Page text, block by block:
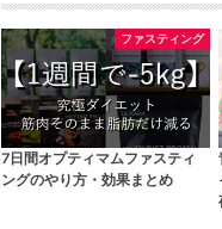
ファスティング
7日間オプティマムファスティ
ングのやり方・効果まとめ